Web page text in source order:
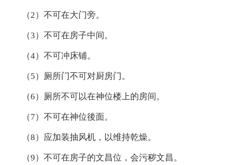
（2）不可在大门旁。
（3）不可在房子中间。
（4）不可冲床铺。
（5）厕所门不可对厨房门。
（6）厕所不可以在神位楼上的房间。
（7）不可在神位後面。
（8）应加装抽风机，以维持乾燥。
（9）不可在房子的文昌位，会污秽文昌。